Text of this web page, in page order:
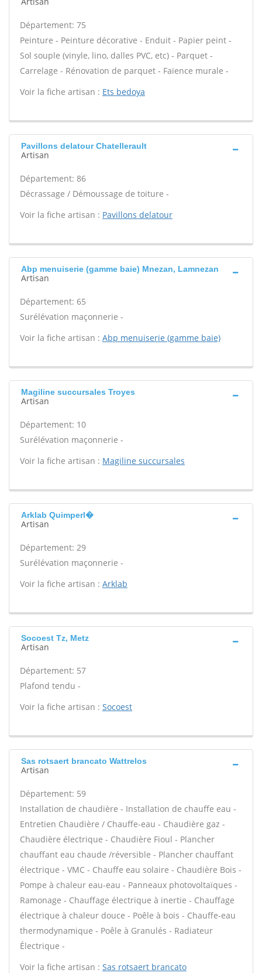
Département: 75
Peinture - Peinture décorative - Enduit - Papier peint -
Sol souple (vinyle, lino, dalles PVC, etc) - Parquet -
Carrelage - Rénovation de parquet - Faïence murale -
Voir la fiche artisan : Ets bedoya
Pavillons delatour Chatellerault
Artisan
Département: 86
Décrassage / Démoussage de toiture -
Voir la fiche artisan : Pavillons delatour
Abp menuiserie (gamme baie) Mnezan, Lamnezan
Artisan
Département: 65
Surélévation maçonnerie -
Voir la fiche artisan : Abp menuiserie (gamme baie)
Magiline succursales Troyes
Artisan
Département: 10
Surélévation maçonnerie -
Voir la fiche artisan : Magiline succursales
Arklab Quimperl�
Artisan
Département: 29
Surélévation maçonnerie -
Voir la fiche artisan : Arklab
Socoest Tz, Metz
Artisan
Département: 57
Plafond tendu -
Voir la fiche artisan : Socoest
Sas rotsaert brancato Wattrelos
Artisan
Département: 59
Installation de chaudière - Installation de chauffe eau -
Entretien Chaudière / Chauffe-eau - Chaudière gaz -
Chaudière électrique - Chaudière Fioul - Plancher
chauffant eau chaude /réversible - Plancher chauffant
électrique - VMC - Chauffe eau solaire - Chaudière Bois -
Pompe à chaleur eau-eau - Panneaux photovoltaïques -
Ramonage - Chauffage électrique à inertie - Chauffage
électrique à chaleur douce - Poêle à bois - Chauffe-eau
thermodynamique - Poêle à Granulés - Radiateur
Électrique -
Voir la fiche artisan : Sas rotsaert brancato